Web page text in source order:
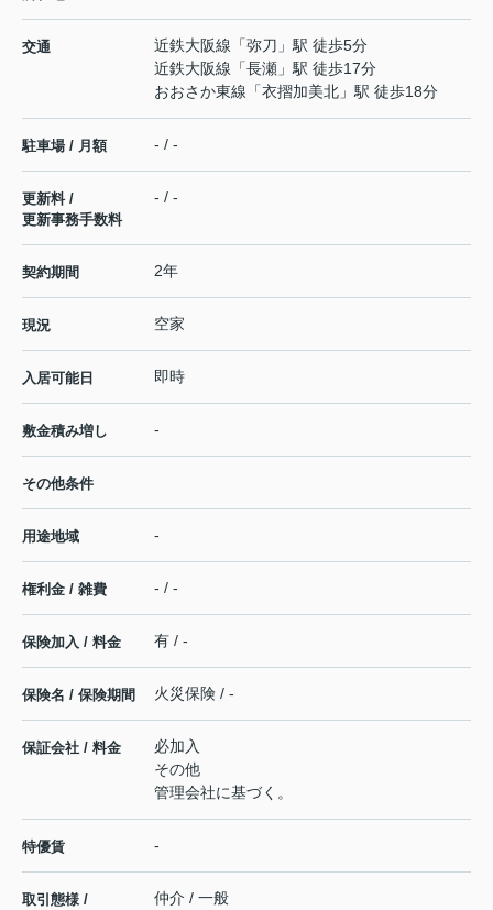
交通 近鉄大阪線 「弥刀 」駅 徒歩5分
近鉄大阪線 「長瀬 」駅 徒歩17分
おおさか東線 「衣摺加美北 」駅 徒歩18分
駐車場 / 月額 - / -
更新料 /
更新事務手数料
- / -
契約期間 2年
現況 空家
入居可能日 即時
敷金積み増し -
その他条件
用途地域 -
権利金 / 雑費 - / -
保険加入 / 料金 有 / -
保険名 / 保険期間 火災保険 / -
保証会社 / 料金
必加入
その他
管理会社に基づく。
特優賃 -
取引態様 /
仲介 / 一般